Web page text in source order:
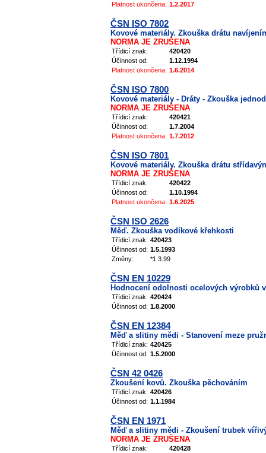
Platnost ukončena: 1.2.2017
ČSN ISO 7802
Kovové materiály. Zkouška drátu
NORMA JE ZRUŠENA
Třídicí znak:
420420
Účinnost od:
1.12.1994
Platnost ukončena: 1.6.2014
ČSN ISO 7800
Kovové materiály - Dráty - Zkouška
NORMA JE ZRUŠENA
Třídicí znak:
420421
Účinnost od:
1.7.2004
Platnost ukončena: 1.7.2012
ČSN ISO 7801
Kovové materiály. Zkouška drátu
NORMA JE ZRUŠENA
Třídicí znak:
420422
Účinnost od:
1.10.1994
Platnost ukončena: 1.6.2025
ČSN ISO 2626
Měď. Zkouška vodíkové křehkosti
Třídicí znak: 420423
Účinnost od: 1.5.1993
Změny:
*1 3.99
ČSN EN 10229
Hodnocení odolnosti ocelových výrobků
Třídicí znak: 420424
Účinnost od: 1.8.2000
ČSN EN 12384
Měď a slitiny mědi - Stanovení meze
Třídicí znak: 420425
Účinnost od: 1.5.2000
ČSN 42 0426
Zkoušení kovů. Zkouška pěchováním
Třídicí znak: 420426
Účinnost od: 1.1.1984
ČSN EN 1971
Měď a slitiny mědi - Zkoušení trubek
NORMA JE ZRUŠENA
Třídicí znak:
420428